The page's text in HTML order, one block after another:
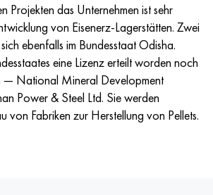
Projekten das Unternehmen ist sehr
von Eisenerz-Lagerstätten. Zwei
ebenfalls im Bundesstaat Odisha.
eine Lizenz erteilt worden noch
— National Mineral Development
Power & Steel Ltd. Sie werden
von Fabriken zur Herstellung von Pellets.
250
300
- uns s45500
20hn3a
1, sw18